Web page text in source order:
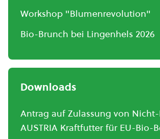
Workshop "Blumenrevolution"
Bio-Brunch bei Lingenhels 2026
Downloads
Antrag auf Zulassung von
AUSTRIA Kraftfutter für EU-Bio-